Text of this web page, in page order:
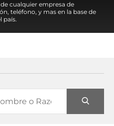
cualquier empresa de
teléfono, y mas en la base de
país.